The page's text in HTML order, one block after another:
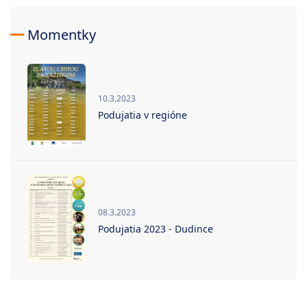
Momentky
10.3.2023
Podujatia v regióne
08.3.2023
Podujatia 2023 - Dudince